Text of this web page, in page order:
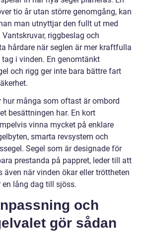
tio år utan större genomgång, kan
man utnyttjar den fullt ut med
Vantskruvar, riggbeslag och
hårdare när seglen är mer kraftfulla
i vinden. En genomtänkt
och rigg ger inte bara bättre fart
hur många som oftast är ombord
besättningen har. En kort
vinna mycket på enklare
smarta revsystem och
Segel som är designade för
prestanda på pappret, leder till att
när vinden ökar eller tröttheten
lång dag till sjöss.
och
gör sådan